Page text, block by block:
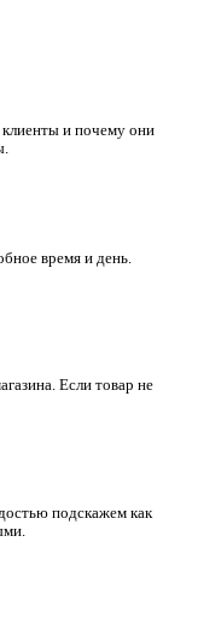
и почему они
время и день.
Если товар не
подскажем как